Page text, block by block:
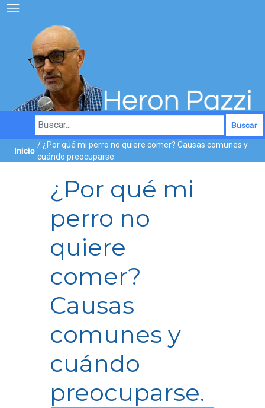
Buscar
Inicio
/ ¿Por qué mi perro no quiere comer? Causas comunes y
cuándo preocuparse.
¿Por qué mi
perro no
quiere
comer?
Causas
comunes y
cuándo
preocuparse.